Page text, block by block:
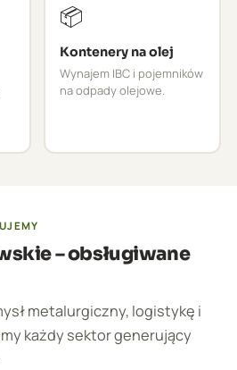
📦
Kontenery na olej
Wynajem IBC i pojemników
na odpady olejowe.
– obsługiwane
metalurgiczny, logistykę i
każdy sektor generujący